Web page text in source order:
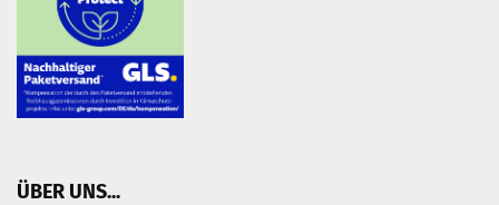
ÜBER UNS...